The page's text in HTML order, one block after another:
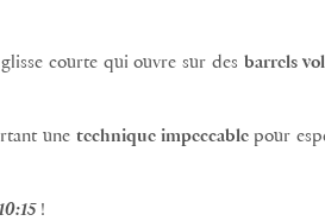
courte qui ouvre sur des barrels
une technique impeccablepour
!